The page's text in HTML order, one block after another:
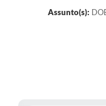
Assunto(s):